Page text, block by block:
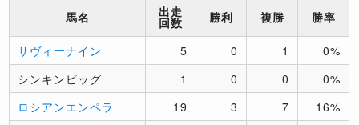
馬名 出走
回数 勝利 複勝 勝率
サヴィーナイン 5 0 1
0%
シンキンビッグ
1 0 0
0%
ロシアンエンペラー
19 3 7
16%